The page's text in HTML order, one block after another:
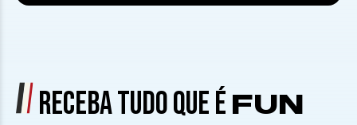
RECEBA TUDO QUE É FUN